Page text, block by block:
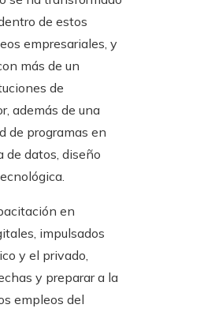
de estos
empresariales, y
más de un
de
además de una
de programas en
de datos, diseño
en
impulsados
y el privado,
y preparar a la
empleos del